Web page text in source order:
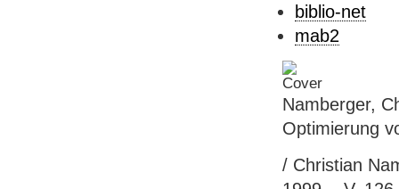
biblio-net
mab2
Namberger,
Optimierung
/ Christian